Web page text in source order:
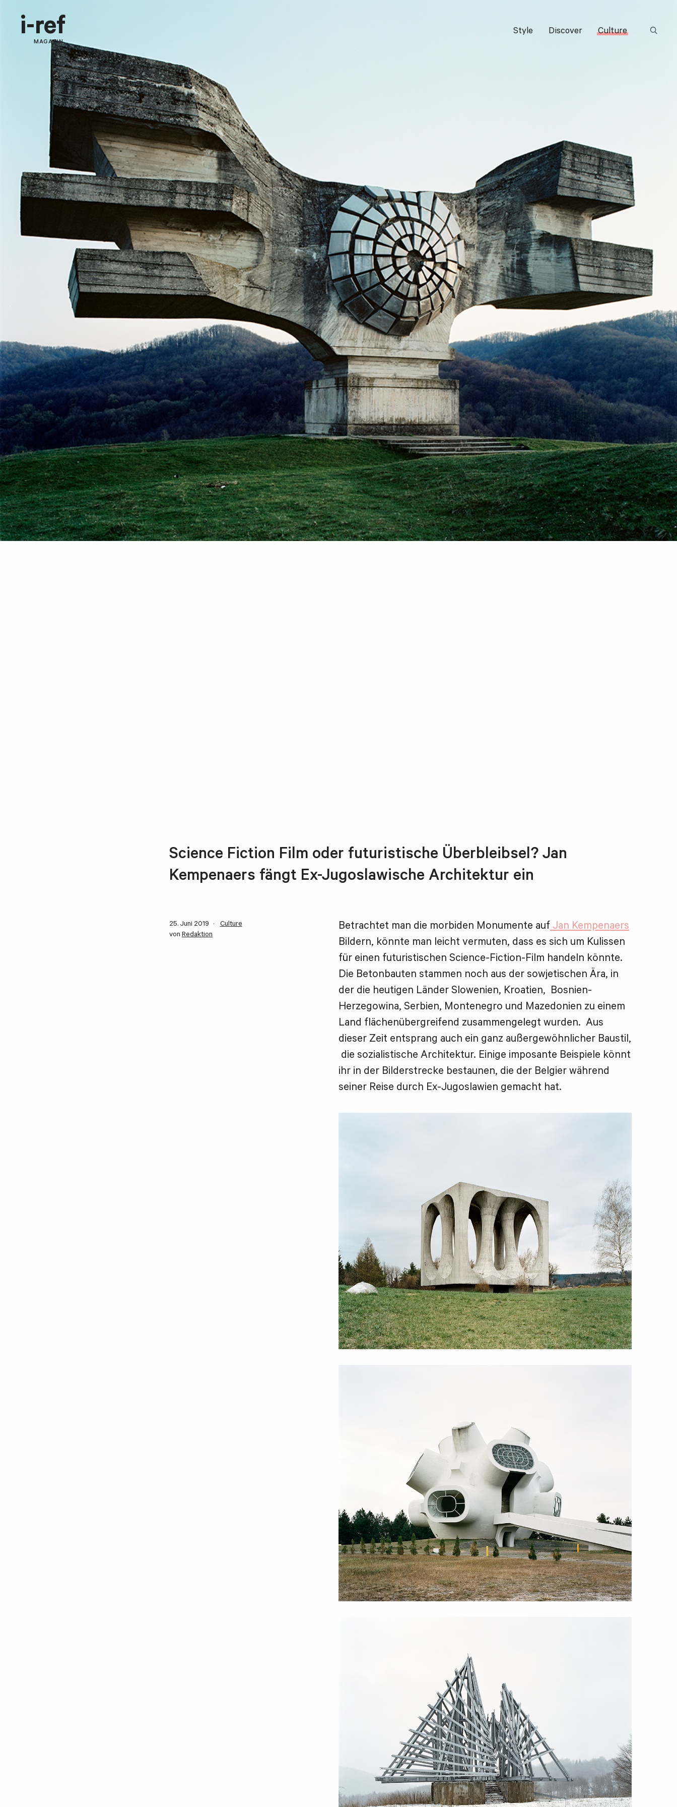
i-ref
MAGAZIN
Style Discover Culture
Science Fiction Film oder futuristische Überbleibsel? Jan
Kempenaers fängt Ex-Jugoslawische Architektur ein
25. Juni 2019
Culture
von Redaktion
Betrachtet man die morbiden Monumente aufJan Kempenaers
Bildern, könnte man leicht vermuten, dass es sich um Kulissen
für einen futuristischen Science-Fiction-Film handeln könnte.
Die Betonbauten stammen noch aus der sowjetischen Ära, in
der die heutigen Länder Slowenien, Kroatien, Bosnien-
Herzegowina, Serbien, Montenegro und Mazedonien zu einem
Land flächenübergreifend zusammengelegt wurden. Aus
dieser Zeit entsprang auch ein ganz außergewöhnlicher Baustil,
die sozialistische Architektur. Einige imposante Beispiele könnt
ihr in der Bilderstrecke bestaunen, die der Belgier während
seiner Reise durch Ex-Jugoslawien gemacht hat.